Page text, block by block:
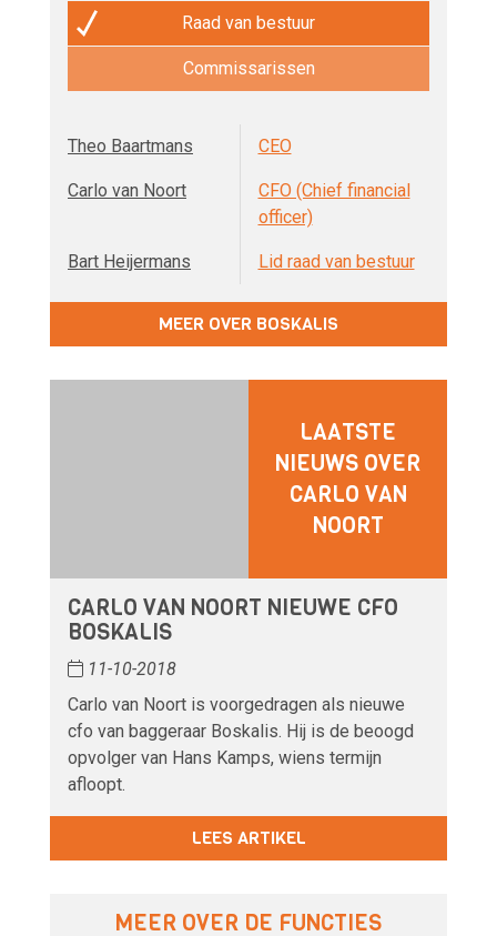
Raad van bestuur
Commissarissen
Theo Baartmans CEO
Carlo van Noort
CFO (Chief financial
officer)
Bart Heijermans Lid raad van bestuur
MEER OVER BOSKALIS
LAATSTE
NIEUWS OVER
CARLO VAN
NOORT
CARLO VAN NOORT NIEUWE CFO
BOSKALIS
11-10-2018
Carlo van Noort is voorgedragen als nieuwe
cfo van baggeraar Boskalis. Hij is de beoogd
opvolger van Hans Kamps, wiens termijn
afloopt.
LEES ARTIKEL
MEER OVER DE FUNCTIES